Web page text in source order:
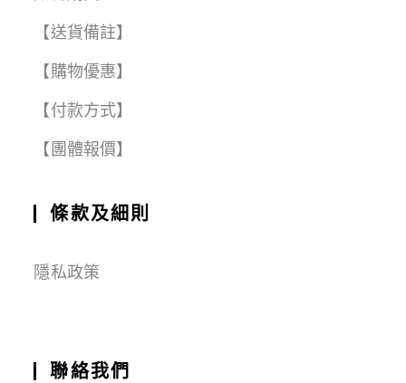
【送貨備註】
【購物優惠】
【付款方式】
【團體報價】
條款及細則
隱私政策
聯絡我們